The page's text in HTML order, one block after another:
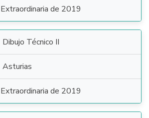
Extraordinaria de 2019
Dibujo Técnico II
Asturias
Extraordinaria de 2019